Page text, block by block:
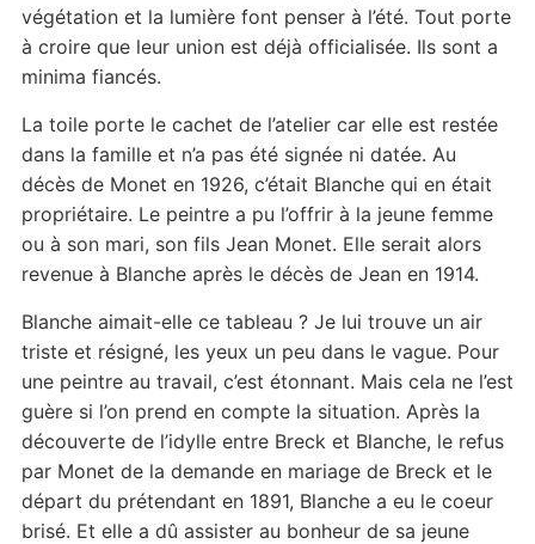
végétation et la lumière font penser à l’été. Tout porte
à croire que leur union est déjà officialisée. Ils sont a
minima fiancés.
La toile porte le cachet de l’atelier car elle est restée
dans la famille et n’a pas été signée ni datée. Au
décès de Monet en 1926, c’était Blanche qui en était
propriétaire. Le peintre a pu l’offrir à la jeune femme
ou à son mari, son fils Jean Monet. Elle serait alors
revenue à Blanche après le décès de Jean en 1914.
Blanche aimait-elle ce tableau ? Je lui trouve un air
triste et résigné, les yeux un peu dans le vague. Pour
une peintre au travail, c’est étonnant. Mais cela ne l’est
guère si l’on prend en compte la situation. Après la
découverte de l’idylle entre Breck et Blanche, le refus
par Monet de la demande en mariage de Breck et le
départ du prétendant en 1891, Blanche a eu le coeur
brisé. Et elle a dû assister au bonheur de sa jeune